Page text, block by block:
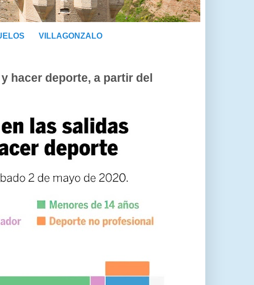
VILLAGONZALO
hacer deporte, a partir del